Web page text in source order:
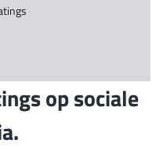
op sociale